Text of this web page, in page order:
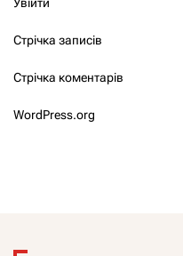
Стрічка записів
Стрічка коментарів
WordPress.org